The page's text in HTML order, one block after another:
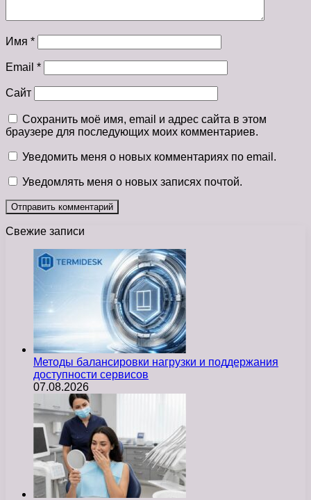
Имя *
Email *
Сайт
Сохранить моё имя, email и адрес сайта в этом
браузере для последующих моих комментариев.
Уведомить меня о новых комментариях по email.
Уведомлять меня о новых записях почтой.
Свежие записи
Методы балансировки нагрузки и поддержания
доступности сервисов
07.08.2026